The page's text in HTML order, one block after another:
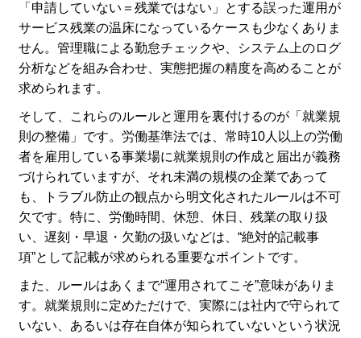
「申請していない＝残業ではない」とする誤った運用が
サービス残業の温床になっているケースも少なくありま
せん。管理職による勤怠チェックや、システム上のログ
分析などを組み合わせ、実態把握の精度を高めることが
求められます。
そして、これらのルールと運用を裏付けるのが「就業規
則の整備」です。労働基準法では、常時10人以上の労働
者を雇用している事業場に就業規則の作成と届出が義務
づけられていますが、それ未満の規模の企業であって
も、トラブル防止の観点から明文化されたルールは不可
欠です。特に、労働時間、休憩、休日、残業の取り扱
い、遅刻・早退・欠勤の扱いなどは、“絶対的記載事
項”として記載が求められる重要なポイントです。
また、ルールはあくまで“運用されてこそ”意味がありま
す。就業規則に定めただけで、実際には社内で守られて
いない、あるいは存在自体が知られていないという状況